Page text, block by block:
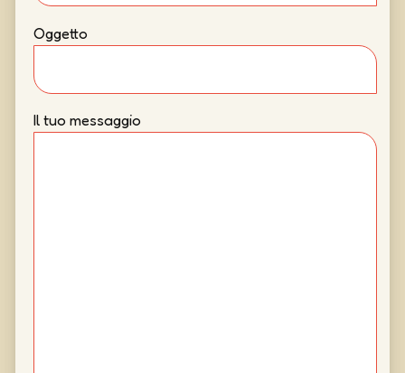
Oggetto
Il tuo messaggio